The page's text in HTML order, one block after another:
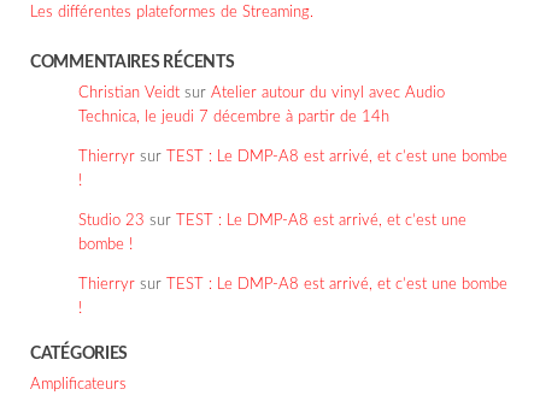
Les différentes plateformes de Streaming.
COMMENTAIRES RÉCENTS
Christian Veidt sur Atelier autour du vinyl avec Audio
Technica, le jeudi 7 décembre à partir de 14h
Thierryr sur
TEST : Le DMP-A8 est arrivé, et c’est une bombe
!
Studio 23 sur
TEST : Le DMP-A8 est arrivé, et c’est une
bombe !
Thierryr sur
TEST : Le DMP-A8 est arrivé, et c’est une bombe
!
CATÉGORIES
Amplificateurs